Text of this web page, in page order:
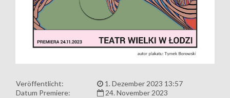
Veröffentlicht:
1. Dezember 2023 13:57
Datum Premiere:
24. November 2023